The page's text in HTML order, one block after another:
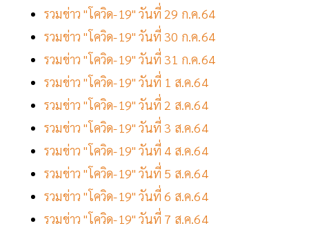
รวมข่าว "โควิด-19" วันที่ 29 ก.ค.64
รวมข่าว "โควิด-19" วันที่ 30 ก.ค.64
รวมข่าว "โควิด-19" วันที่ 31 ก.ค.64
รวมข่าว "โควิด-19" วันที่ 1 ส.ค.64
รวมข่าว "โควิด-19" วันที่ 2 ส.ค.64
รวมข่าว "โควิด-19" วันที่ 3 ส.ค.64
รวมข่าว "โควิด-19" วันที่ 4 ส.ค.64
รวมข่าว "โควิด-19" วันที่ 5 ส.ค.64
รวมข่าว "โควิด-19" วันที่ 6 ส.ค.64
รวมข่าว "โควิด-19" วันที่ 7 ส.ค.64